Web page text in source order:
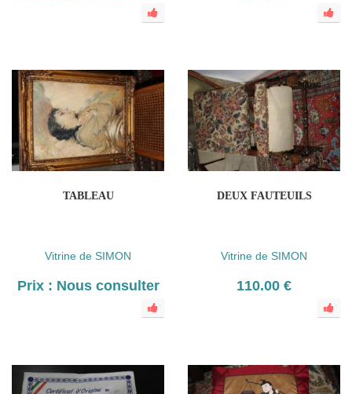
TABLEAU
Vitrine de SIMON
Prix : Nous consulter
DEUX FAUTEUILS
Vitrine de SIMON
110.00 €